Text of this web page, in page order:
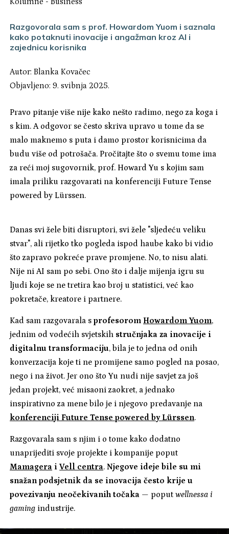
Razgovorala sam s prof. Howardom Yuom i saznala
kako potaknuti inovacije i angažman kroz AI i
zajednicu korisnika
Autor:Blanka Kovačec
Objavljeno: 9. svibnja 2025.
Pravo pitanje više nije kako nešto radimo, nego za koga i
s kim. A odgovor se često skriva upravo u tome da se
malo maknemo s puta i damo prostor korisnicima da
budu više od potrošača. Pročitajte što o svemu tome ima
za reći moj sugovornik, prof. Howard Yu s kojim sam
imala priliku razgovarati na konferenciji Future Tense
powered by Lürssen.
Danas svi žele biti disruptori, svi žele "sljedeću veliku
stvar", ali rijetko tko pogleda ispod haube kako bi vidio
što zapravo pokreće prave promjene. No, to nisu alati.
Nije ni AI sam po sebi. Ono što i dalje mijenja igru su
ljudi koje se ne tretira kao broj u statistici, već kao
pokretače, kreatore i partnere.
Kad sam razgovarala sprofesorom Howardom Yuom,
jednim od vodećih svjetskih stručnjaka za inovacije i
digitalnu transformaciju, bila je to jedna od onih
konverzacija koje ti ne promijene samo pogled na posao,
nego i na život. Jer ono što Yu nudi nije savjet za još
jedan projekt, već misaoni zaokret, a jednako
inspirativno za mene bilo je i njegovo predavanje na
konferenciji Future Tense powered by Lürssen.
Razgovarala sam s njim i o tome kako dodatno
unaprijediti svoje projekte i kompanije poput
Mamagera iVell centra.Njegove ideje bile su mi
snažan podsjetnik da se inovacija često krije u
povezivanju neočekivanih točaka — poputwellnessa i
gaming industrije.